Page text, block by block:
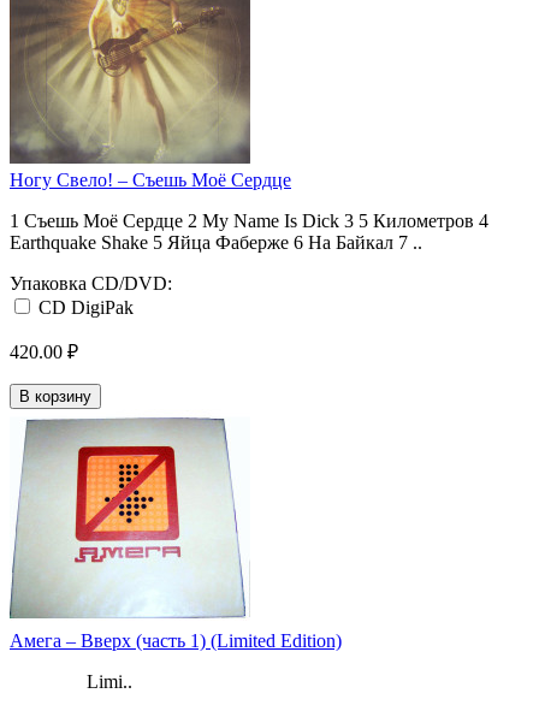
Ногу Свело! ‎– Съешь Моё Сердце
1 Съешь Моё Сердце 2 My Name Is Dick 3 5 Километров 4
Earthquake Shake 5 Яйца Фаберже 6 На Байкал 7 ..
Упаковка CD/DVD:
CD DigiPak
420.00 ₽
В корзину
Амега ‎– Вверх (часть 1) (Limited Edition)
Limi..